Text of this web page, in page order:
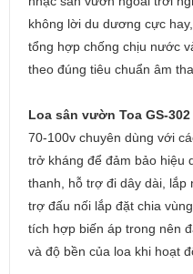
không lời du dương cực
tổng hợp chống chịu nước
theo đúng tiêu chuẩn âm
Loa sân vườn Toa GS-302
70-100v chuyên dùng với
trở kháng để đảm bảo hiệu
thanh, hỗ trợ đi dây dài, lắp
trợ đấu nối lắp đặt chia
tích hợp biến áp trong nên
và độ bền của loa khi hoạt